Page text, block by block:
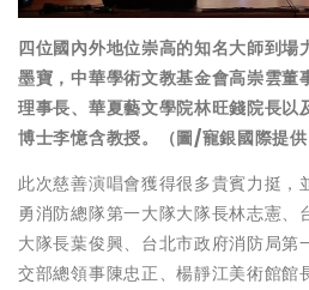
四位國內外地位崇高的知名大師到場
墨寶，中華學術文教基金會高崇雲董
理事長、華夏藝文學院林旺錢院長以
博士李憶含教授。（圖/寵銀國際提供
此次慈善演唱會獲得很多貴賓力挺，
勇消防總隊第一大隊大隊長林志憲、
大隊長葉俊興、台北市政府消防局第
交部總領事陳忠正、楊靜江美術館館